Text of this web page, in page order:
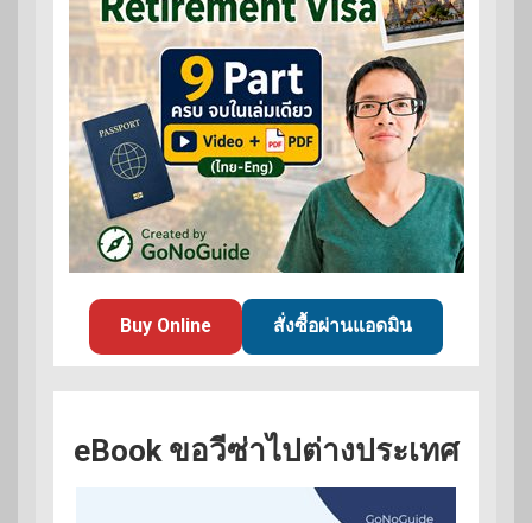
Buy Online สั่งซื้อผ่านแอดมิน
eBook ขอวีซ่าไปต่างประเทศ